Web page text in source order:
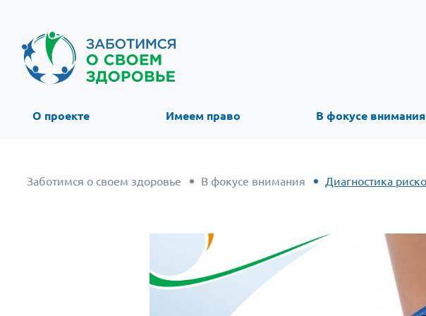
О проекте Имеем право В фокусе внимания
Заботимся о своем здоровье В фокусе внимания Диагностика